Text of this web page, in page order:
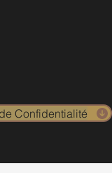
Confidentialité